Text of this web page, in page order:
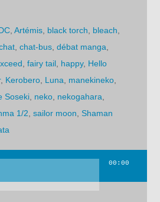
,Artémis black torch bleach
,chat-bus ,débat manga
,fairy tail happy, Hello
, Kerobero Luna manekineko
Soseki neko nekogahara
1/2 ,sailor moon ,Shaman
00:00